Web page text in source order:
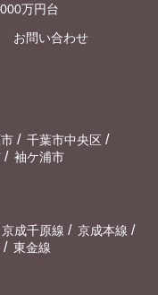
万円台
お問い合わせ
/ 千葉市中央区 /
/ 袖ケ浦市
京成千原線 / 京成本線 /
/ 東金線